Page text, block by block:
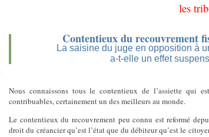
les
Contentieux du recouvrement
La saisine du juge en opposition à
a-t-elle un effet
Nous connaissons tous le contentieux de l’assiette qui
contribuables, certainement un des meilleurs au monde.
Le contentieux du recouvrement peu connu est reformé
droit du créancier qu’est l’état que du débiteur qu’est le